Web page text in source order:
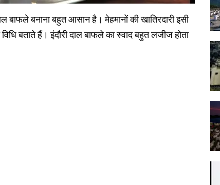
बाफले बनाना बहुत आसान है। मेहमानों की खातिरदारी इसी
बताते हैं। इंदौरी दाल बाफले का स्वाद बहुत लजीज होता